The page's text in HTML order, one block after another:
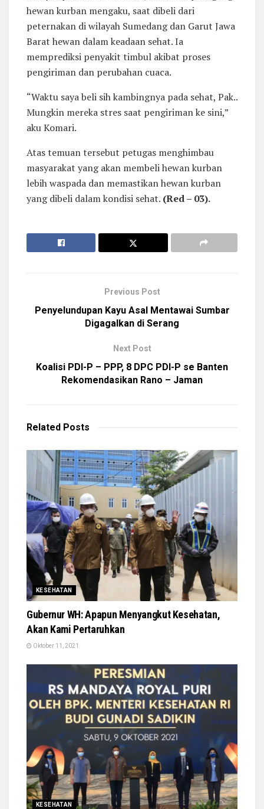
hewan kurban mengaku, saat dibeli dari
peternakan di wilayah Sumedang dan Garut Jawa
Barat hewan dalam keadaan sehat. Ia
memprediksi penyakit timbul akibat proses
pengiriman dan perubahan cuaca.
“Waktu saya beli sih kambingnya pada sehat, Pak..
Mungkin mereka stres saat pengiriman ke sini,”
aku Komari.
Atas temuan tersebut petugas menghimbau
masyarakat yang akan membeli hewan kurban
lebih waspada dan memastikan hewan kurban
yang dibeli dalam kondisi sehat. (Red – 03).
Previous Post
Penyelundupan Kayu Asal Mentawai Sumbar
Digagalkan di Serang
Next Post
Koalisi PDI-P – PPP, 8 DPC PDI-P se Banten
Rekomendasikan Rano – Jaman
Related Posts
KESEHATAN
Gubernur WH: Apapun Menyangkut Kesehatan,
Akan Kami Pertaruhkan
Oktober 11, 2021
KESEHATAN